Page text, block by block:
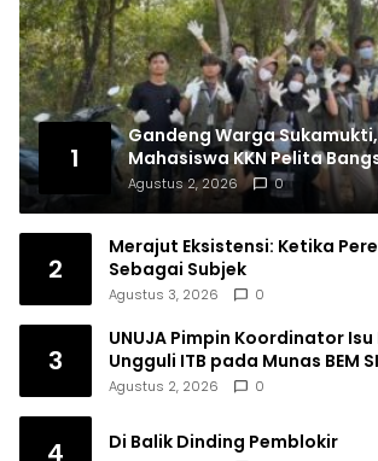
1
Gandeng Warga
Mahasiswa KKN Pelita
Drainase Desa
Agustus 2, 2026 0
2
Merajut Eksistensi: Ketika
Sebagai Subjek
Agustus 3, 2026 0
3
UNUJA Pimpin Koordinator Isu
Ungguli ITB pada Munas BEM
Agustus 2, 2026 0
4 Di Balik Dinding Pemblokir